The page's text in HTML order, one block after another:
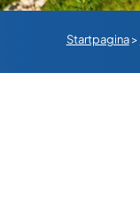
Startpagina>